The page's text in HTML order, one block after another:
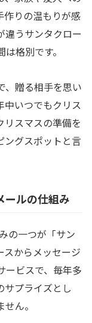
作りの温もりが感
違うサンタクロー
格別です。
、贈る相手を思い
中いつでもクリス
リスマスの準備を
ングスポットと言
ールの仕組み
の一つが「サン
スからメッセージ
ービスで、毎年多
サプライズとし
ん。